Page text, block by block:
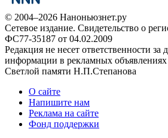
© 2004–2026 Наноньюзнет.ру
Сетевое издание. Свидетельство о
ФС77-35187 от 04.02.2009
Редакция не несет ответственности за
информации в рекламных объявлениях
Светлой памяти Н.П.Степанова
О сайте
Напишите нам
Реклама на сайте
Фонд поддержки